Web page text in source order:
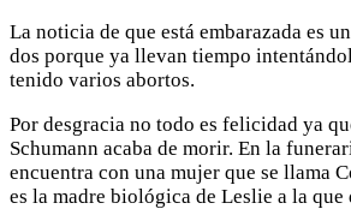
La noticia de que está embarazada es
dos porque ya llevan tiempo
tenido varios abortos.
Por desgracia no todo es felicidad ya
Schumann acaba de morir. En la
encuentra con una mujer que se llama
es la madre biológica de Leslie a la